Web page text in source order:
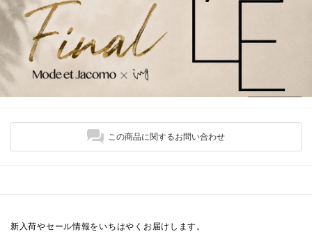
この商品に関するお問い合わせ
新入荷やセール情報をいちはやくお届けします。